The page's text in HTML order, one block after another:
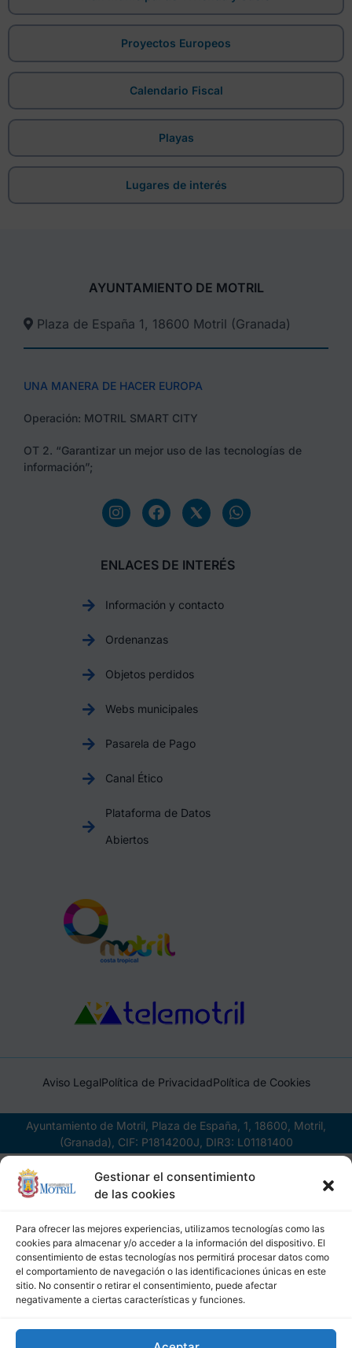
Gestionar el consentimiento
de las cookies
Para ofrecer las mejores experiencias, utilizamos tecnologías como las
cookies para almacenar y/o acceder a la información del dispositivo. El
consentimiento de estas tecnologías nos permitirá procesar datos como
el comportamiento de navegación o las identificaciones únicas en este
sitio. No consentir o retirar el consentimiento, puede afectar
negativamente a ciertas características y funciones.
Proyectos Europeos
Calendario Fiscal
Playas
Lugares de interés
AYUNTAMIENTO DE MOTRIL
Plaza de España 1, 18600 Motril (Granada)​
UNA MANERA DE HACER EUROPA
Operación: MOTRIL SMART CITY
OT 2. “Garantizar un mejor uso de las tecnologías de
información”;
ENLACES DE INTERÉS
Información y contacto
Ordenanzas
Objetos perdidos
Webs municipales
Pasarela de Pago
Canal Ético
Plataforma de Datos
Abiertos
Aviso LegalPolítica de PrivacidadPolítica de Cookies
Ayuntamiento de Motril, Plaza de España, 1, 18600, Motril,
(Granada), CIF: P1814200J, DIR3: L01181400